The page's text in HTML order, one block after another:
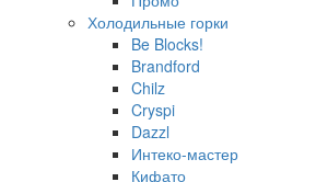
Холодильные горки
Be Blocks!
Brandford
Chilz
Cryspi
Dazzl
Интеко-мастер
Кифато